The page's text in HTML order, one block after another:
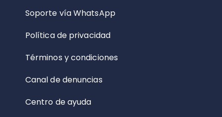
Soporte vía WhatsApp
Política de privacidad
Términos y condiciones
Canal de denuncias
Centro de ayuda